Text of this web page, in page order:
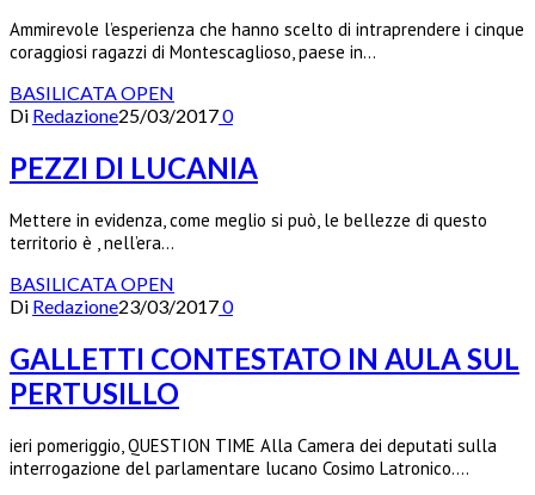
Ammirevole l’esperienza che hanno scelto di intraprendere i cinque
coraggiosi ragazzi di Montescaglioso, paese in…
BASILICATA OPEN
Di Redazione25/03/20170
PEZZI DI LUCANIA
Mettere in evidenza, come meglio si può, le bellezze di questo
territorio è , nell’era…
BASILICATA OPEN
Di Redazione23/03/20170
GALLETTI CONTESTATO IN AULA SUL
PERTUSILLO
ieri pomeriggio, QUESTION TIME Alla Camera dei deputati sulla
interrogazione del parlamentare lucano Cosimo Latronico.…